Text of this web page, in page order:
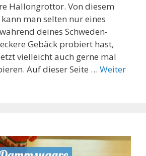
Hallongrottor. Von diesem
man selten nur eines
deines Schweden-
Gebäck probiert hast,
vielleicht auch gerne mal
Auf dieser Seite … Weiter